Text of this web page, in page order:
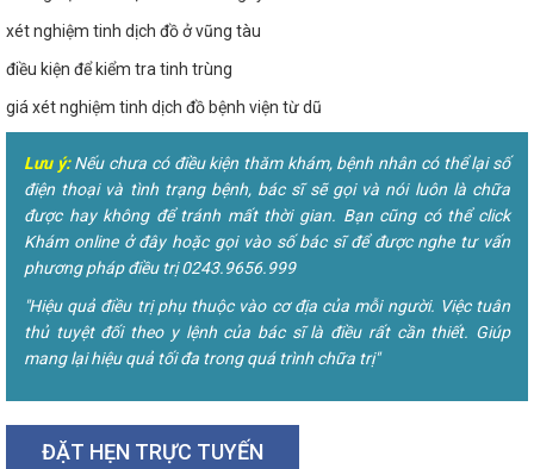
xét nghiệm tinh dịch đồ ở vũng tàu
điều kiện để kiểm tra tinh trùng
giá xét nghiệm tinh dịch đồ bệnh viện từ dũ
Lưu ý:Nếu chưa có điều kiện thăm khám, bệnh nhân có thể lại số
điện thoại và tình trạng bệnh, bác sĩ sẽ gọi và nói luôn là chữa
được hay không để tránh mất thời gian. Bạn cũng có thể click
Khám online ở đây hoặc gọi vào số bác sĩ để được nghe tư vấn
phương pháp điều trị 0243.9656.999
"Hiệu quả điều trị phụ thuộc vào cơ địa của mỗi người. Việc tuân
thủ tuyệt đối theo y lệnh của bác sĩ là điều rất cần thiết. Giúp
mang lại hiệu quả tối đa trong quá trình chữa trị"
ĐẶT HẸN TRỰC TUYẾN